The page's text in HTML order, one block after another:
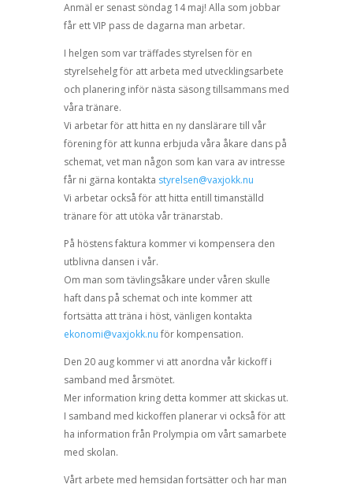
Anmäl er senast söndag 14 maj! Alla som jobbar
får ett VIP pass de dagarna man arbetar.
I helgen som var träffades styrelsen för en
styrelsehelg för att arbeta med utvecklingsarbete
och planering inför nästa säsongtillsammans med
våra tränare.
Vi arbetar för att hitta en ny danslärare till vår
förening för att kunna erbjuda våra åkare dans på
schemat, vet man någon som kan vara av intresse
får ni gärna kontakta styrelsen@vaxjokk.nu
Vi arbetar också för att hitta entill timanställd
tränare för att utöka vår tränarstab.
På höstens faktura kommer vi kompensera den
utblivna dansen i vår.
Om man som tävlingsåkare under våren skulle
haft dans på schemat och inte kommer att
fortsätta att träna i höst, vänligen kontakta
ekonomi@vaxjokk.nu för kompensation.
Den 20 aug kommer vi att anordna vår kickoff i
samband med årsmötet.
Mer information kring detta kommer att skickas ut.
I samband med kickoffen planerar vi också för att
ha information från Prolympia om vårt samarbete
med skolan.
Vårt arbete med hemsidan fortsätter och har man